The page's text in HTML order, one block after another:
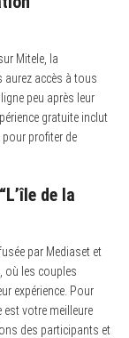
Mitele, la
aurez accès à tous
peu après leur
gratuite inclut
profiter de
de la
par Mediaset et
où les couples
expérience. Pour
votre meilleure
des participants et